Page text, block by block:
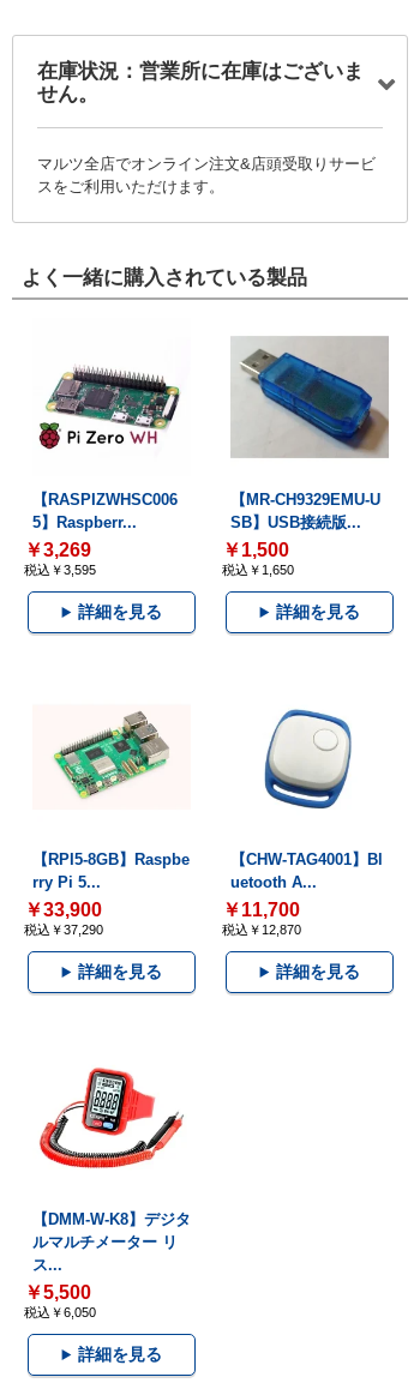
在庫状況：営業所に在庫はございま
せん。
マルツ全店でオンライン注文&店頭受取りサービ
スをご利用いただけます。
よく一緒に購入されている製品
【RASPIZWHSC006
5】Raspberr...
￥3,269
税込￥3,595
詳細を見る
【MR-CH9329EMU-U
SB】USB接続版...
￥1,500
税込￥1,650
詳細を見る
【RPI5-8GB】Raspbe
rry Pi 5...
￥33,900
税込￥37,290
詳細を見る
【CHW-TAG4001】Bl
uetooth A...
￥11,700
税込￥12,870
詳細を見る
【DMM-W-K8】デジタ
ルマルチメーター リ
ス...
￥5,500
税込￥6,050
詳細を見る